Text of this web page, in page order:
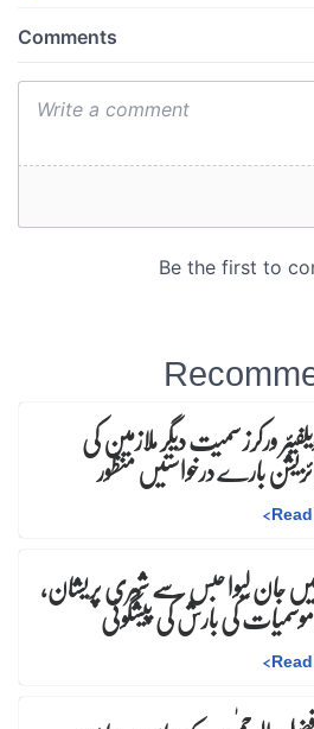
ورکرز سمیت دیگر ملازمین کی
بارے درخواستیں منظور
>
جان لیوا حبس سے شہری پریشان،
کی بارش کی پیشگوئی
>